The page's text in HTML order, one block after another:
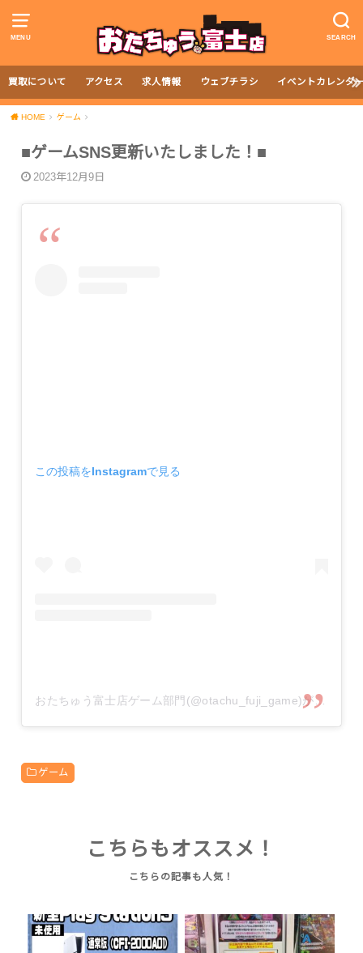
MENU SEARCH
買取について アクセス 求人情報 ウェブチラシ イベントカレンダ
HOME ゲーム
■ゲームSNS更新いたしました！■
2023年12月9日
この投稿をInstagramで見る
おたちゅう富士店ゲーム部門(@otachu_fuji_game)がシェアした投稿
ゲーム
こちらもオススメ！